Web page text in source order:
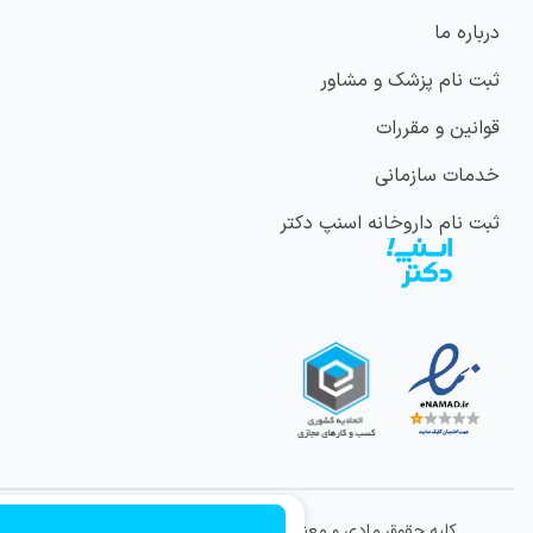
درباره ما
ثبت نام پزشک و مشاور
قوانین و مقررات
خدمات سازمانی
ثبت نام داروخانه اسنپ دکتر